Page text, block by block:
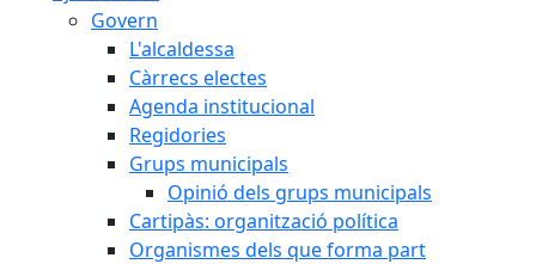
Govern
L'alcaldessa
Càrrecs electes
Agenda institucional
Regidories
Grups municipals
Opinió dels grups municipals
Cartipàs: organització política
Organismes dels que forma part